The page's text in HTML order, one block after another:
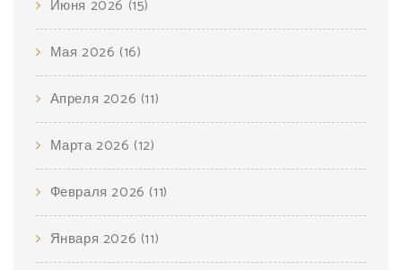
Июня 2026 (15)
Мая 2026 (16)
Апреля 2026 (11)
Марта 2026 (12)
Февраля 2026 (11)
Января 2026 (11)